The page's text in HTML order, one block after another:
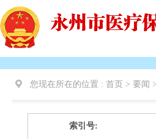
您现在所在的位置 : 首页 > 要闻 >
索引号: